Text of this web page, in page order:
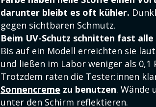
darunter bleibt es oft kühler.
gegen sichtbaren Schmutz.
Beim UV-Schutz schnitten fast
Bis auf ein Modell erreichten sie
und ließen im Labor weniger als 0,1
Trotzdem raten die Tester:innen
Sonnencreme zu benutzen. Wände
unter den Schirm reflektieren.